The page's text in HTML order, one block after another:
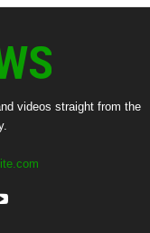
videos straight from the